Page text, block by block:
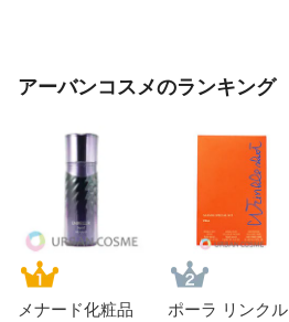
アーバンコスメのランキング
メナード化粧品
ポーラ リンクル